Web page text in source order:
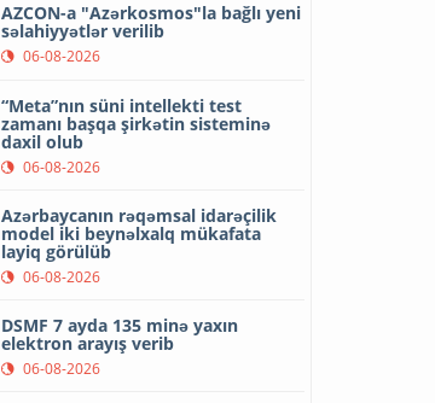
AZCON-a "Azərkosmos"la bağlı yeni
səlahiyyətlər verilib
06-08-2026
“Meta”nın süni intellekti test
zamanı başqa şirkətin sisteminə
daxil olub
06-08-2026
Azərbaycanın rəqəmsal idarəçilik
model iki beynəlxalq mükafata
layiq görülüb
06-08-2026
DSMF 7 ayda 135 minə yaxın
elektron arayış verib
06-08-2026